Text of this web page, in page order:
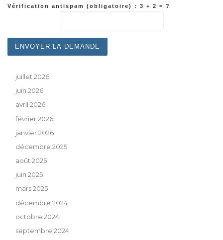
Vérification antispam (obligatoire) : 3 + 2 = ?
juillet 2026
juin 2026
avril 2026
février 2026
janvier 2026
décembre 2025
août 2025
juin 2025
mars 2025
décembre 2024
octobre 2024
septembre 2024